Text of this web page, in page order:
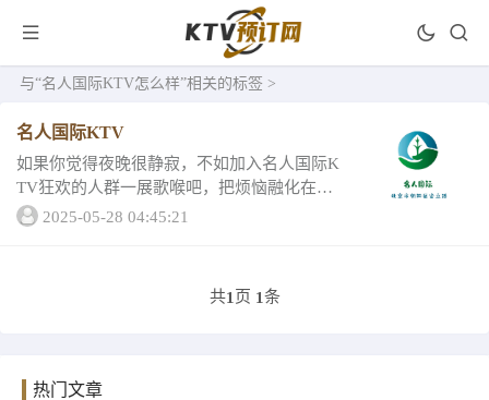
与“名人国际KTV怎么样”相关的标签 >
名人国际KTV
如果你觉得夜晚很静寂，不如加入名人国际K
TV狂欢的人群一展歌喉吧，把烦恼融化在酒
水里，那先让我来为大家先带大家看看名人
2025-05-28 04:45:21
共1 页 1条
热门文章